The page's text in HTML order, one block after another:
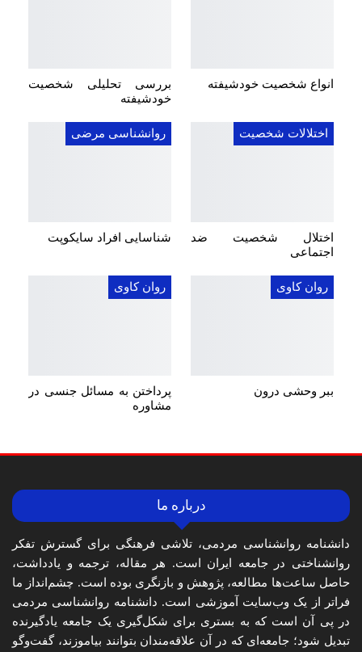
انواع شخصیت خودشیفته
بررسی تحلیلی شخصیت
خودشیفته
اختلالات شخصیت
اختلال شخصیت ضد
اجتماعی
روانشناسی مرضی
شناسایی افراد سایکوپت
روان کاوی
ببر وحشی درون
روان کاوی
پرداختن به مسائل جنسی در
مشاوره
درباره ما
دانشنامه روانشناسی مردمی، تلاشی فرهنگی برای گسترش تفکر
روانشناختی در جامعه ایران است. هر مقاله، ترجمه و یادداشت،
حاصل ساعت‌ها مطالعه، پژوهش و بازنگری بوده است. چشم‌انداز ما
فراتر از یک وب‌سایت آموزشی است. دانشنامه روانشناسی مردمی
در پی آن است که به بستری برای شکل‌گیری یک جامعه یادگیرنده
تبدیل شود؛ جامعه‌ای که در آن علاقه‌مندان بتوانند بیاموزند، گفت‌وگو